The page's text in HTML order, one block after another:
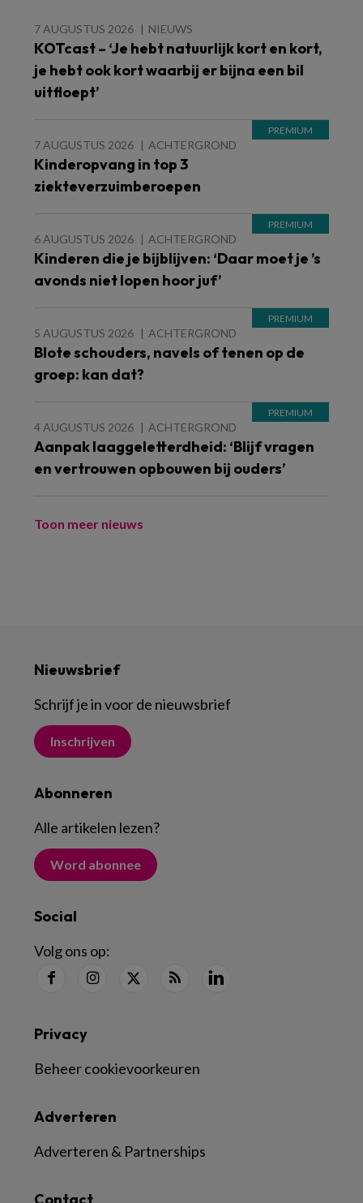
7 AUGUSTUS 2026 NIEUWS
KOTcast – ‘Je hebt natuurlijk kort en kort,
je hebt ook kort waarbij er bijna een bil
uitfloept’
7 AUGUSTUS 2026 ACHTERGROND
Kinderopvang in top 3
ziekteverzuimberoepen
6 AUGUSTUS 2026 ACHTERGROND
Kinderen die je bijblijven: ‘Daar moet je ’s
avonds niet lopen hoor juf’
5 AUGUSTUS 2026 ACHTERGROND
Blote schouders, navels of tenen op de
groep: kan dat?
4 AUGUSTUS 2026 ACHTERGROND
Aanpak laaggeletterdheid: ‘Blijf vragen
en vertrouwen opbouwen bij ouders’
Toon meer nieuws
Nieuwsbrief
Schrijf je in voor de nieuwsbrief
Inschrijven
Abonneren
Alle artikelen lezen?
Word abonnee
Social
Volg ons op:
Adverteren
Adverteren & Partnerships
Privacy
Beheer cookievoorkeuren